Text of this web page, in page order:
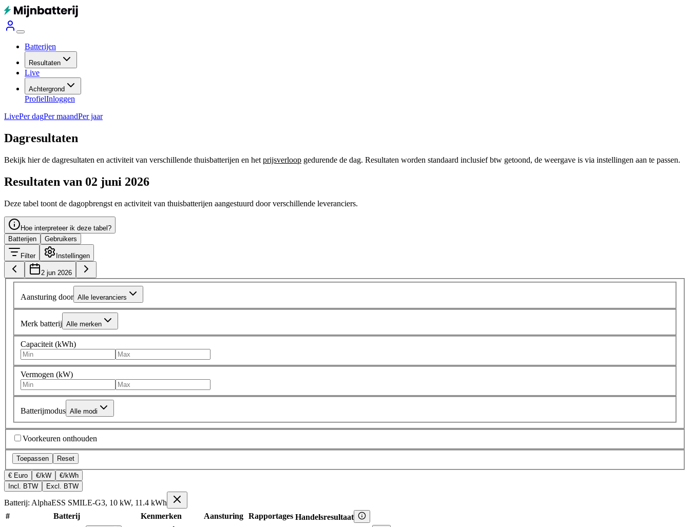
Batterijen
Resultaten
Live
Achtergrond
ProfielInloggen
LivePer dagPer maandPer jaar
Dagresultaten
Bekijk hier de dagresultaten en activiteit van verschillende thuisbatterijen en het prijsverloop gedurende de dag. Resultaten worden standaard inclusief btw getoond, de weergave is via instellingen aan te passen.
Resultaten van 02 juni 2026
Deze tabel toont de dagopbrengst en activiteit van thuisbatterijen aangestuurd door verschillende leveranciers.
Hoe interpreteer ik deze tabel?
Batterijen
Gebruikers
Filter Instellingen
2 jun 2026
Aansturing door Alle leveranciers
Merk batterij Alle merken
Capaciteit (kWh)
Vermogen (kW)
Batterijmodus Alle modi
Voorkeuren onthouden
Toepassen Reset
€ Euro €/kW
€/kWh
Incl. BTW
Excl. BTW
Batterij: AlphaESS SMILE-G3, 10 kW, 11.4 kWh
#
Batterij Kenmerken Aansturing Rapportages Handelsresultaat